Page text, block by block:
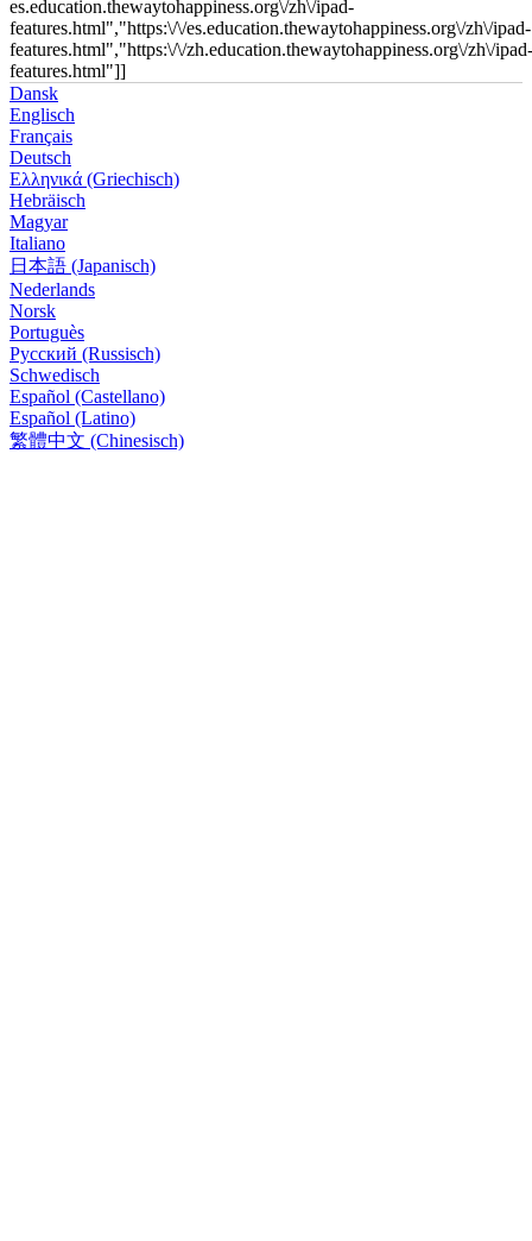
es.education.thewaytohappiness.org\/zh\/ipad-
features.html","https:\/\/es.education.thewaytohappiness.org\/zh\/ipad-
features.html","https:\/\/zh.education.thewaytohappiness.org\/zh\/ipad-
features.html"]]
Dansk
Englisch
Français
Deutsch
Ελληνικά (Griechisch)
Hebräisch
Magyar
Italiano
日本語 (Japanisch)
Nederlands
Norsk
Portuguès
Русский (Russisch)
Schwedisch
Español (Castellano)
Español (Latino)
繁體中文 (Chinesisch)